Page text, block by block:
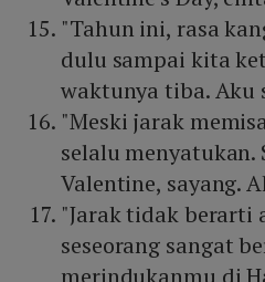
"Tahun ini, rasa
dulu sampai kita
waktunya tiba. Aku
"Meski jarak
selalu menyatukan.
Valentine, sayang.
"Jarak tidak berarti
seseorang sangat
merindukanmu di